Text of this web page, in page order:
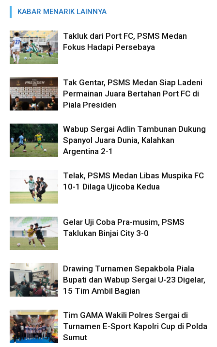
KABAR MENARIK LAINNYA
Takluk dari Port FC, PSMS Medan
Fokus Hadapi Persebaya
Tak Gentar, PSMS Medan Siap Ladeni
Permainan Juara Bertahan Port FC di
Piala Presiden
Wabup Sergai Adlin Tambunan Dukung
Spanyol Juara Dunia, Kalahkan
Argentina 2-1
Telak, PSMS Medan Libas Muspika FC
10-1 Dilaga Ujicoba Kedua
Gelar Uji Coba Pra-musim, PSMS
Taklukan Binjai City 3-0
Drawing Turnamen Sepakbola Piala
Bupati dan Wabup Sergai U-23 Digelar,
15 Tim Ambil Bagian
Tim GAMA Wakili Polres Sergai di
Turnamen E-Sport Kapolri Cup di Polda
Sumut